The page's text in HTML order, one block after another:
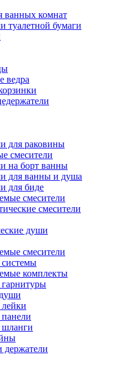
ванных комнат
туалетной бумаги
ведра
для раковины
смесители
на борт ванны
для ванны и душа
для биде
смесители
смесители
души
смесители
комплекты